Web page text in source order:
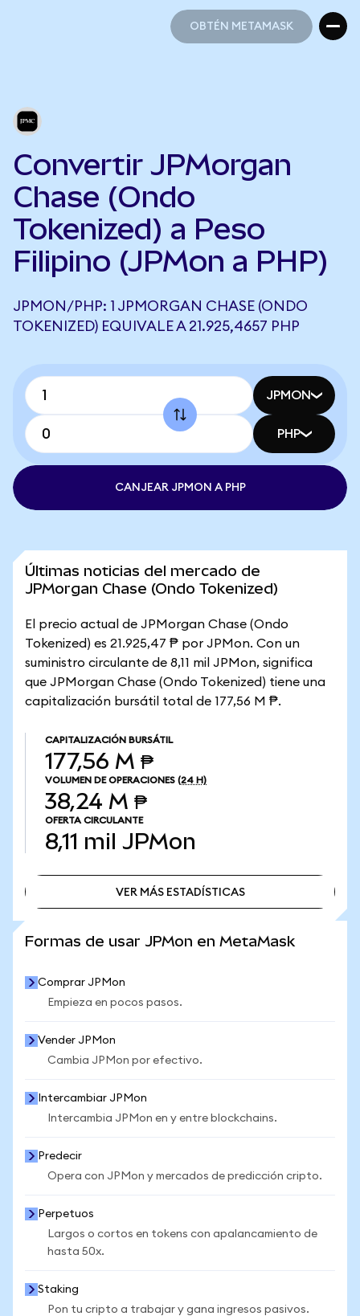
OBTÉN METAMASK
Convertir JPMorgan
Chase (Ondo
Tokenized) a Peso
Filipino (JPMon a PHP)
JPMON/PHP: 1 JPMORGAN CHASE (ONDO
TOKENIZED) EQUIVALE A 21.925,4657 PHP
JPMON
PHP
CANJEAR JPMON A PHP
Últimas noticias del mercado de
JPMorgan Chase (Ondo Tokenized)
El precio actual de JPMorgan Chase (Ondo
Tokenized) es 21.925,47 ₱ por JPMon. Con un
suministro circulante de 8,11 mil JPMon, significa
que JPMorgan Chase (Ondo Tokenized) tiene una
capitalización bursátil total de 177,56 M ₱.
CAPITALIZACIÓN BURSÁTIL
177,56 M ₱
VOLUMEN DE OPERACIONES (24 H)
38,24 M ₱
OFERTA CIRCULANTE
8,11 mil JPMon
VER MÁS ESTADÍSTICAS
Formas de usar JPMon en MetaMask
Comprar JPMon
Empieza en pocos pasos.
Vender JPMon
Cambia JPMon por efectivo.
Intercambiar JPMon
Intercambia JPMon en y entre blockchains.
Predecir
Opera con JPMon y mercados de predicción cripto.
Perpetuos
Largos o cortos en tokens con apalancamiento de
hasta 50x.
Staking
Pon tu cripto a trabajar y gana ingresos pasivos.